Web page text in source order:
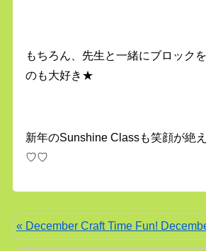
もちろん、先生と一緒にブロック
のも大好き★
新年のSunshine Classも笑顔が絶
♡♡
« December Craft Time Fun!